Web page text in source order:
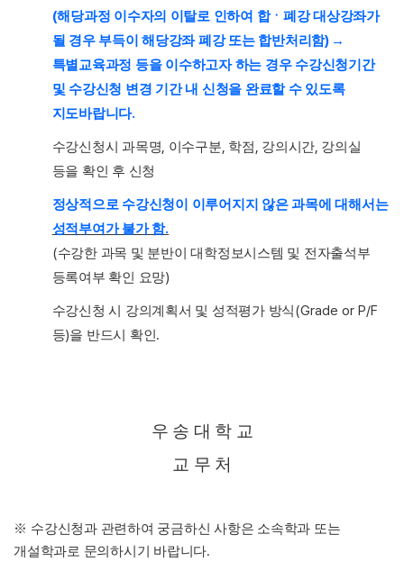
(해당과정 이수자의 이탈로 인하여 합ㆍ폐강 대상강좌가
될 경우 부득이 해당강좌 폐강 또는 합반처리함) →
특별교육과정 등을 이수하고자 하는 경우 수강신청기간
및 수강신청 변경 기간 내 신청을 완료할 수 있도록
지도바랍니다.
수강신청시 과목명, 이수구분, 학점, 강의시간, 강의실
등을 확인 후 신청
정상적으로 수강신청이 이루어지지 않은 과목에 대해서는
성적부여가 불가 함.
(수강한 과목 및 분반이 대학정보시스템 및 전자출석부
등록여부 확인 요망)
수강신청 시 강의계획서 및 성적평가 방식(Grade or P/F
등)을 반드시 확인 .
우 송 대 학 교
교 무 처
※ 수강신청과 관련하여 궁금하신 사항은 소속학과 또는
개설학과로 문의하시기 바랍니다.